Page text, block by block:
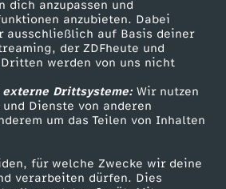
dich anzupassen und
anzubieten. Dabei
ausschließlich auf Basis deiner
der ZDFheute und
werden von uns nicht
externe Drittsysteme:Wir nutzen
Dienste von anderen
um das Teilen von Inhalten
für welche Zwecke wir deine
verarbeiten dürfen. Dies